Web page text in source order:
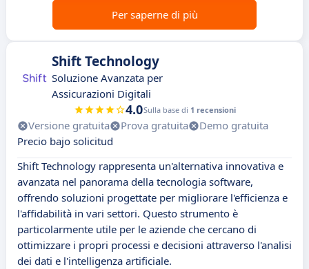
Per saperne di più
Shift Technology
Soluzione Avanzata per
Assicurazioni Digitali
4.0Sulla base di 1 recensioni
Versione gratuita Prova gratuita
Demo gratuita
Precio bajo solicitud
Shift Technology rappresenta un'alternativa innovativa e
avanzata nel panorama della tecnologia software,
offrendo soluzioni progettate per migliorare l'efficienza e
l'affidabilità in vari settori. Questo strumento è
particolarmente utile per le aziende che cercano di
ottimizzare i propri processi e decisioni attraverso l'analisi
dei dati e l'intelligenza artificiale.